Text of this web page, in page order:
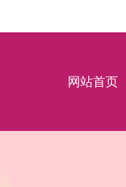
网站首页